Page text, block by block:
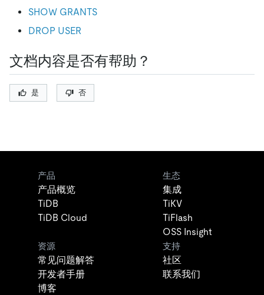
SHOW GRANTS
DROP USER
文档内容是否有帮助？
是 否
产品
产品概览
TiDB
TiDB Cloud
生态
集成
TiKV
TiFlash
OSS Insight
资源
常见问题解答
开发者手册
博客
支持
社区
联系我们